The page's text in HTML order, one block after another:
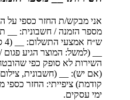
אני מבקש/ת החזר כספי על
מספר הזמנה / חשבונית: __
__ (למשל: המוצר הגיע
השירות לא סופק כפי
(אם יש): __ (חשבונית,
ימי עסקים.